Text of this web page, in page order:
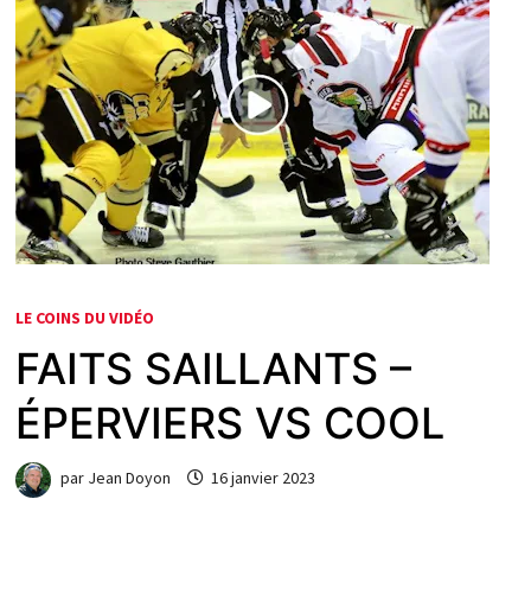
LE COINS DU VIDÉO
FAITS SAILLANTS –
ÉPERVIERS VS COOL
par Jean Doyon 16 janvier 2023